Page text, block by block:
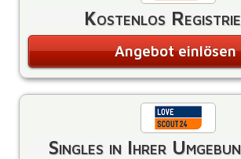
Kostenlos
Angebot einlösen
Singles in Ihrer